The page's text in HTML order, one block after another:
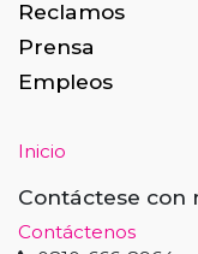
Reclamos
Prensa
Empleos
Inicio
Contáctese con
Contáctenos